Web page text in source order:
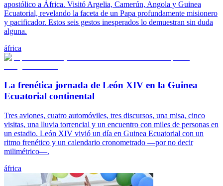
apostólico a África. Visitó Argelia, Camerún, Angola y Guinea
Ecuatorial, revelando la faceta de un Papa profundamente misionero
y pacificador. Estos seis gestos inesperados lo demuestran sin duda
alguna.
áfrica
La frenética jornada de León XIV en la Guinea
Ecuatorial continental
Tres aviones, cuatro automóviles, tres discursos, una misa, cinco
visitas, una lluvia torrencial y un encuentro con miles de personas en
un estadio. León XIV vivió un día en Guinea Ecuatorial con un
ritmo frenético y un calendario cronometrado —por no decir
milimétrico—.
áfrica